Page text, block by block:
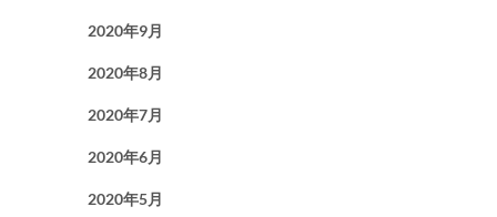
2020年9月
2020年8月
2020年7月
2020年6月
2020年5月